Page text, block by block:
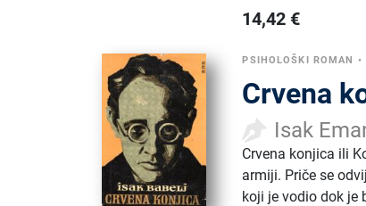
14,42 €
PSIHOLOŠKI ROMAN •
Crvena
Isak
Crvena konjica ili
armiji. Priče se
koji je vodio dok je